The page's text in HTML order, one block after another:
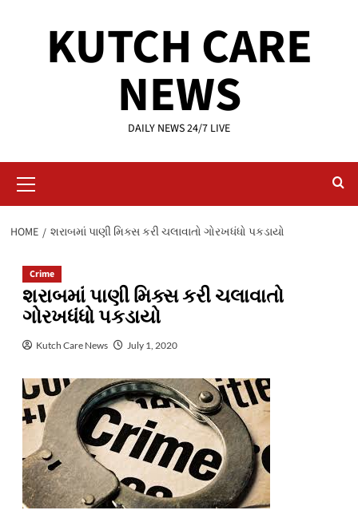
KUTCH CARE
NEWS
DAILY NEWS 24/7 LIVE
Menu
HOME શરાબમાં પાણી મિક્સ કરી ચલાવાતો ગોરખધંધો પકડાયો
Crime
શરાબમાં પાણી મિક્સ કરી ચલાવાતો
ગોરખધંધો પકડાયો
Kutch Care News July 1, 2020